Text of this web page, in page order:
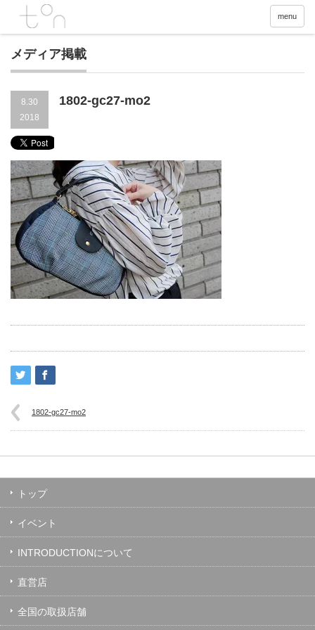
menu
メディア掲載
8.30
2018
1802-gc27-mo2
1802-gc27-mo2
トップ
イベント
INTRODUCTIONについて
直営店
全国の取扱店舗